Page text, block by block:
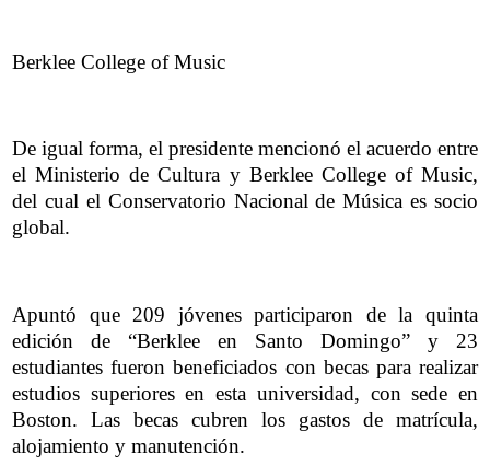
Berklee College of Music
De igual forma, el presidente mencionó el acuerdo entre
el Ministerio de Cultura y Berklee College of Music,
del cual el Conservatorio Nacional de Música es socio
global.
Apuntó que 209 jóvenes participaron de la quinta
edición de “Berklee en Santo Domingo” y 23
estudiantes fueron beneficiados con becas para realizar
estudios superiores en esta universidad, con sede en
Boston. Las becas cubren los gastos de matrícula,
alojamiento y manutención.